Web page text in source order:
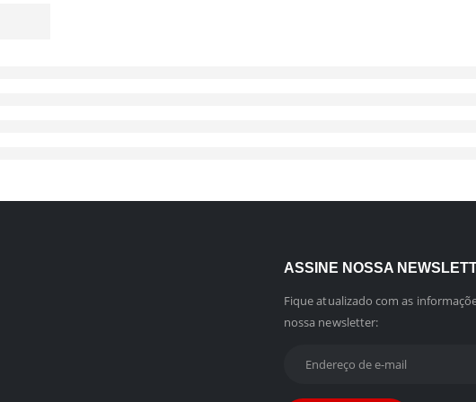
ASSINE NOSSA
Fique atualizado com as
nossa newsletter: